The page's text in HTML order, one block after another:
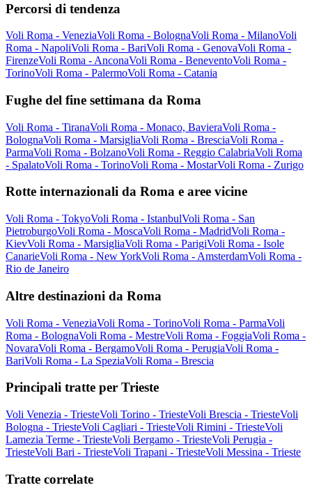
Percorsi di tendenza
Voli Roma - VeneziaVoli Roma - BolognaVoli Roma - MilanoVoli
Roma - NapoliVoli Roma - BariVoli Roma - GenovaVoli Roma -
FirenzeVoli Roma - AnconaVoli Roma - BeneventoVoli Roma -
TorinoVoli Roma - PalermoVoli Roma - Catania
Fughe del fine settimana da Roma
Voli Roma - TiranaVoli Roma - Monaco, BavieraVoli Roma -
BolognaVoli Roma - MarsigliaVoli Roma - BresciaVoli Roma -
ParmaVoli Roma - BolzanoVoli Roma - Reggio CalabriaVoli Roma
- SpalatoVoli Roma - TorinoVoli Roma - MostarVoli Roma - Zurigo
Rotte internazionali da Roma e aree vicine
Voli Roma - TokyoVoli Roma - IstanbulVoli Roma - San
PietroburgoVoli Roma - MoscaVoli Roma - MadridVoli Roma -
KievVoli Roma - MarsigliaVoli Roma - ParigiVoli Roma - Isole
CanarieVoli Roma - New YorkVoli Roma - AmsterdamVoli Roma -
Rio de Janeiro
Altre destinazioni da Roma
Voli Roma - VeneziaVoli Roma - TorinoVoli Roma - ParmaVoli
Roma - BolognaVoli Roma - MestreVoli Roma - FoggiaVoli Roma -
NovaraVoli Roma - BergamoVoli Roma - PerugiaVoli Roma -
BariVoli Roma - La SpeziaVoli Roma - Brescia
Principali tratte per Trieste
Voli Venezia - TriesteVoli Torino - TriesteVoli Brescia - TriesteVoli
Bologna - TriesteVoli Cagliari - TriesteVoli Rimini - TriesteVoli
Lamezia Terme - TriesteVoli Bergamo - TriesteVoli Perugia -
TriesteVoli Bari - TriesteVoli Trapani - TriesteVoli Messina - Trieste
Tratte correlate